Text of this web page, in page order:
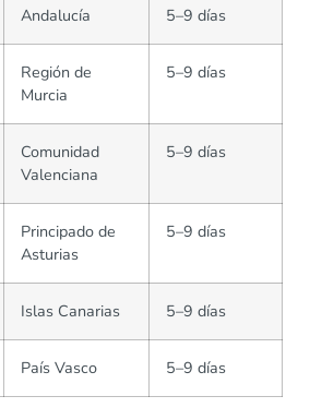
Andalucía 5–9 días
Región de
Murcia
5–9 días
Comunidad
Valenciana
5–9 días
Principado de
Asturias
5–9 días
Islas Canarias 5–9 días
País Vasco 5–9 días